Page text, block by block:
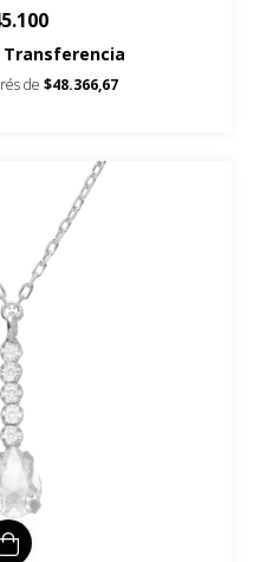
Transferencia
de $48.366,67